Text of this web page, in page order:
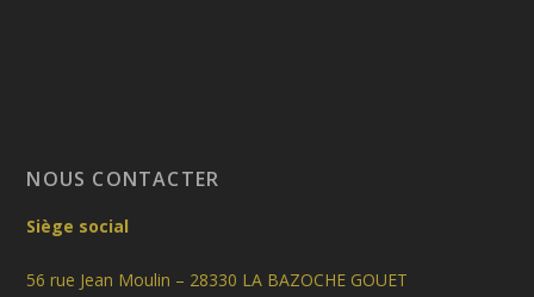
NOUS CONTACTER
Siège social
56 rue Jean Moulin – 28330 LA BAZOCHE GOUET